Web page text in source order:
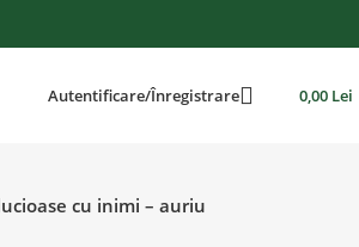
Autentificare/Înregistrare 0,00 Lei
cu inimi – auriu